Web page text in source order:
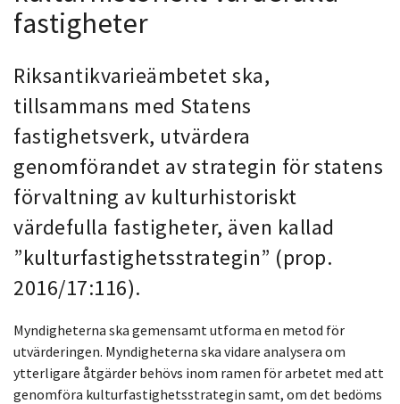
fastigheter
Riksantikvarieämbetet ska,
tillsammans med Statens
fastighetsverk, utvärdera
genomförandet av strategin för statens
förvaltning av kulturhistoriskt
värdefulla fastigheter, även kallad
”kulturfastighetsstrategin” (prop.
2016/17:116).
Myndigheterna ska gemensamt utforma en metod för
utvärderingen. Myndigheterna ska vidare analysera om
ytterligare åtgärder behövs inom ramen för arbetet med att
genomföra kulturfastighetsstrategin samt, om det bedöms